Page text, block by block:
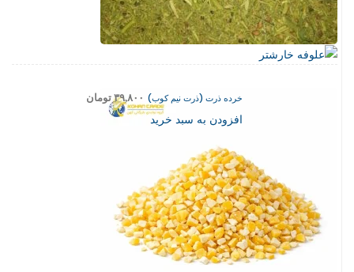
خرده ذرت (ذرت نیم کوب) ۳۹,۸۰۰ تومان
افزودن به سبد خرید